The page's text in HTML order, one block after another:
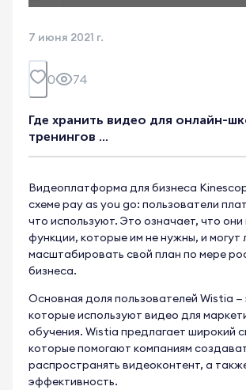
7 июня 2021 г.
0 74
Где хранить видео для онлайн-
тренингов ...
Видеоплатформа для бизнеса
схеме pay as you go: пользователи
что используют. Это означает, что они
функции, которые им не нужны, и могут
масштабировать свой план по мере
бизнеса.
Основная доля пользователей Wistia —
которые используют видео для
обучения. Wistia предлагает широкий
которые помогают компаниям
распространять видеоконтент, а
эффективность.